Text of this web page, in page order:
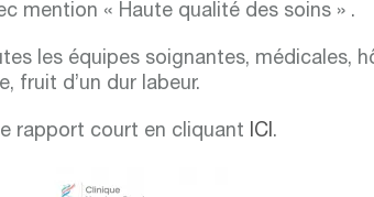
mention « Haute qualité des soins » .
les équipes soignantes, médicales,
fruit d’un dur labeur.
rapport court en cliquant ICI.